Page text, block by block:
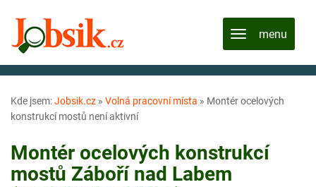
Kde jsem:Jobsik.cz » Volná pracovní místa » Montér ocelových
konstrukcí mostů není aktivní
Montér ocelových konstrukcí
mostů Záboří nad Labem